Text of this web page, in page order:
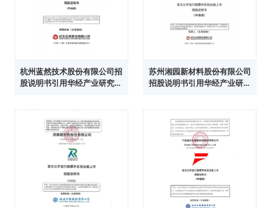
杭州蓝然技术股份有限公司招
股说明书引用华经产业研究院
苏州湘园新材料股份有限公司
招股说明书引用华经产业研究